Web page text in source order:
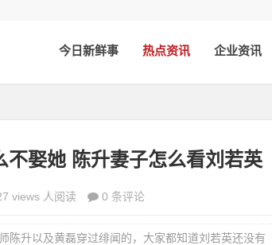
今日新鲜事 热点资讯 企业资讯
娶她 陈升妻子怎么看刘若英
views 人阅读 0 条评论
陈升以及黄磊穿过绯闻的，大家都知道刘若英还没有